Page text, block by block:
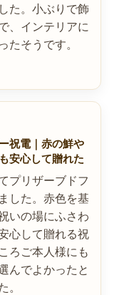
た。小ぶりで飾
、インテリアに
たそうです。
祝電｜赤の鮮や
安心して贈れた
プリザーブドフ
した。赤色を基
いの場にふさわ
心して贈れる祝
ろご本人様にも
んでよかったと
。